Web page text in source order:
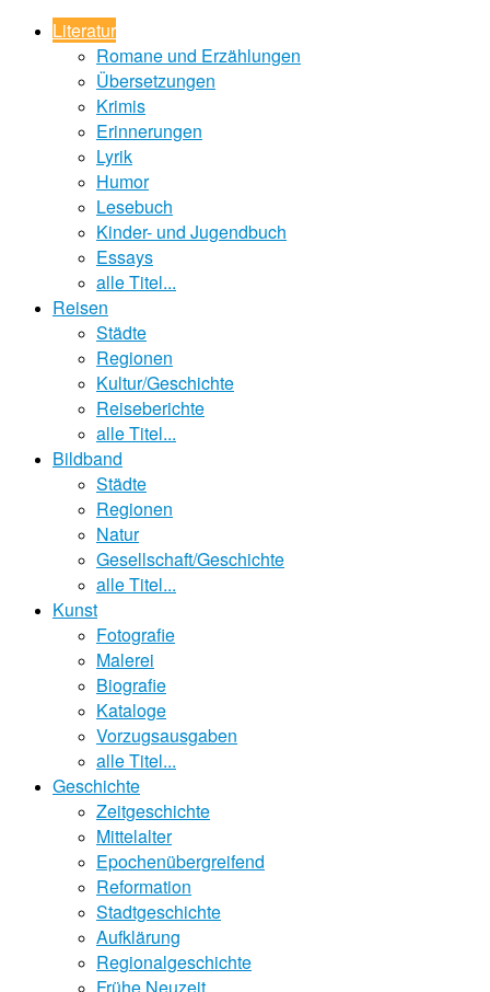
Literatur
Romane und Erzählungen
Übersetzungen
Krimis
Erinnerungen
Lyrik
Humor
Lesebuch
Kinder- und Jugendbuch
Essays
alle Titel...
Reisen
Städte
Regionen
Kultur/Geschichte
Reiseberichte
alle Titel...
Bildband
Städte
Regionen
Natur
Gesellschaft/Geschichte
alle Titel...
Kunst
Fotografie
Malerei
Biografie
Kataloge
Vorzugsausgaben
alle Titel...
Geschichte
Zeitgeschichte
Mittelalter
Epochenübergreifend
Reformation
Stadtgeschichte
Aufklärung
Regionalgeschichte